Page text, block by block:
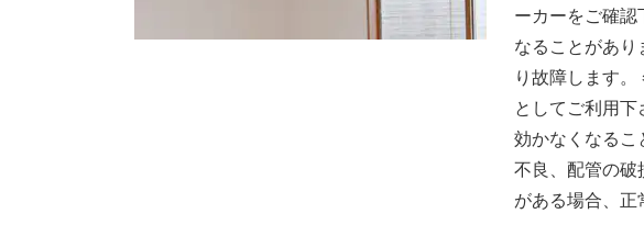
ーカーをご確認
なることがあり
り故障します
としてご利用下
効かなくなるこ
不良、配管の破
がある場合、正